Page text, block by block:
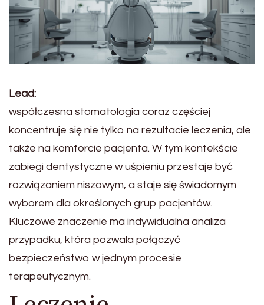
Lead:
współczesna stomatologia coraz częściej
koncentruje się nie tylko na rezultacie leczenia, ale
także na komforcie pacjenta. W tym kontekście
zabiegi dentystyczne w uśpieniu przestaje być
rozwiązaniem niszowym, a staje się świadomym
wyborem dla określonych grup pacjentów.
Kluczowe znaczenie ma indywidualna analiza
przypadku, która pozwala połączyć
bezpieczeństwo w jednym procesie
terapeutycznym.